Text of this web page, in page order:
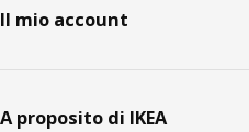
Il mio account
A proposito di IKEA